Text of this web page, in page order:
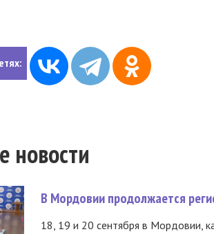
новости
В Мордовии продолжается
18, 19 и 20 сентября в Мордовии,